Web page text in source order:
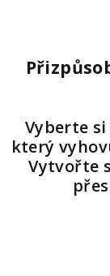
Vyberte
který
Vytvořte